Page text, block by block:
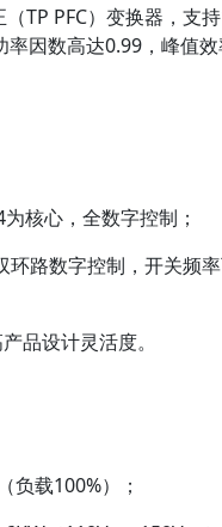
TP PFC）变换器，支
因数高达0.99，峰值
核心，全数字控制；
路数字控制，开关频
品设计灵活度。
负载100%）；